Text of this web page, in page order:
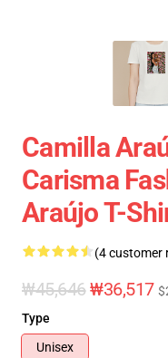
Camilla
Carisma
Araújo T-
(4 customer
₩45,646₩36,517
Type
Unisex